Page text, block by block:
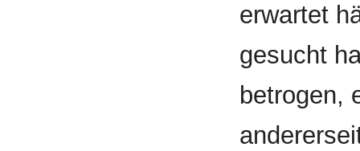
erwartet
gesucht
betrogen,